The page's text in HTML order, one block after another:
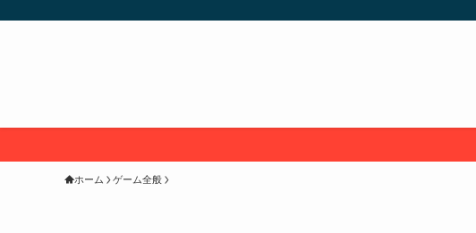
ホーム ゲーム全般